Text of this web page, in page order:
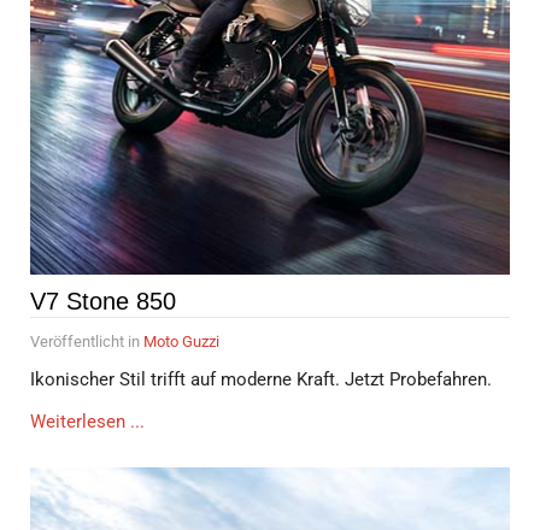
V7 Stone 850
Veröffentlicht in Moto Guzzi
Ikonischer Stil trifft auf moderne Kraft. Jetzt Probefahren.
Weiterlesen ...